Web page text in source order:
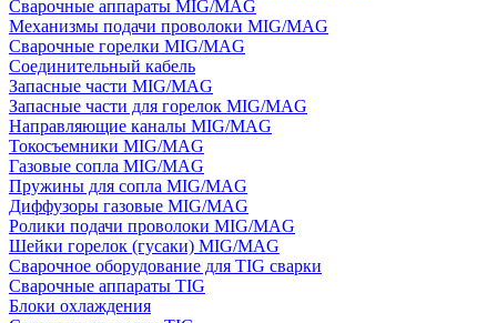
Сварочные аппараты MIG/MAG
Механизмы подачи проволоки MIG/MAG
Сварочные горелки MIG/MAG
Соединительный кабель
Запасные части MIG/MAG
Запасные части для горелок MIG/MAG
Направляющие каналы MIG/MAG
Токосъемники MIG/MAG
Газовые сопла MIG/MAG
Пружины для сопла MIG/MAG
Диффузоры газовые MIG/MAG
Ролики подачи проволоки MIG/MAG
Шейки горелок (гусаки) MIG/MAG
Сварочное оборудование для TIG сварки
Сварочные аппараты TIG
Блоки охлаждения